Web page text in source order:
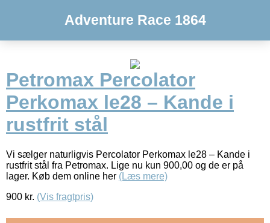
Adventure Race 1864
Petromax Percolator
Perkomax le28 – Kande i
rustfrit stål
Vi sælger naturligvis Percolator Perkomax le28 – Kande i
rustfrit stål fra Petromax. Lige nu kun 900,00 og de er på
lager. Køb dem online her (Læs mere)
900 kr. (Vis fragtpris)